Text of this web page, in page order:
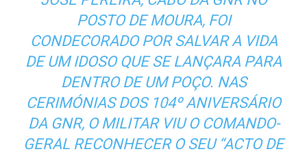
POSTO DE MOURA, FOI
CONDECORADO POR SALVAR A VIDA
DE UM IDOSO QUE SE LANÇARA PARA
DENTRO DE UM POÇO. NAS
CERIMÓNIAS DOS 104º ANIVERSÁRIO
DA GNR, O MILITAR VIU O COMANDO-
GERAL RECONHECER O SEU “ACTO DE